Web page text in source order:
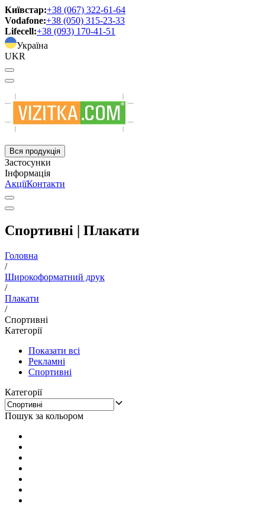
Київстар:+38 (067) 322-61-64
Vodafone:+38 (050) 315-23-33
Lifecell:+38 (093) 170-41-51
Україна
UKR
Вся продукція
Застосунки
Інформація
АкціїКонтакти
Спортивні | Плакати
Головна
/
Широкоформатний друк
/
Плакати
/
Спортивні
Категорії
Показати всі
Рекламні
Спортивні
Категорії
Пошук за кольором